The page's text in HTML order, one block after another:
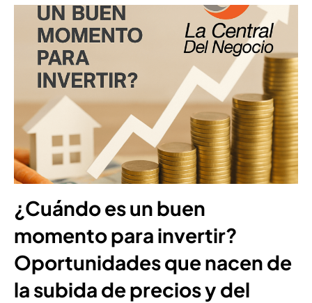
¿Cuándo es un buen
momento para invertir?
Oportunidades que nacen de
la subida de precios y del